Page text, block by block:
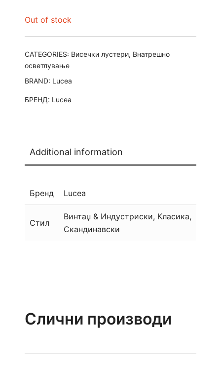
Out of stock
CATEGORIES: Висечки лустери, Внатрешно
осветлување
BRAND: Lucea
БРЕНД: Lucea
Additional information
Бренд Lucea
Стил
Винтаџ & Индустриски, Класика,
Скандинавски
Слични производи